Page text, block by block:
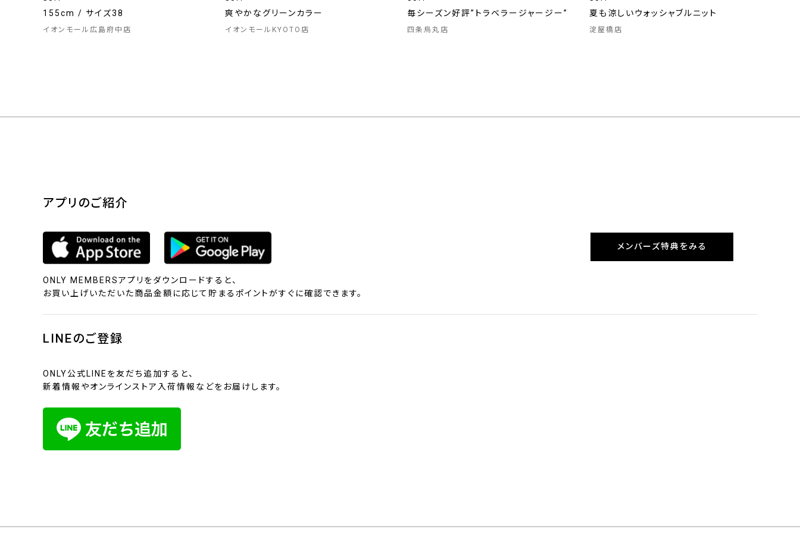
155cm / サイズ38
イオンモール広島府中店
爽やかなグリーンカラー
イオンモールKYOTO店
毎シーズン好評”トラベラージャージー”
四条烏丸店
夏も涼しいウォッシャブルニット
淀屋橋店
アプリのご紹介
ONLY MEMBERSアプリをダウンロードすると、
お買い上げいただいた商品金額に応じて貯まるポイントがすぐに確認できます。
メンバーズ特典をみる
LINEのご登録
ONLY公式LINEを友だち追加すると、
新着情報やオンラインストア入荷情報などをお届けします。